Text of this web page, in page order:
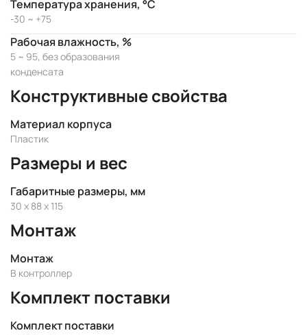
Температура хранения, °C
-30 ~ +75
Рабочая влажность, %
5 ~ 95, без образования
конденсата
Конструктивные свойства
Материал корпуса
Пластик
Размеры и вес
Габаритные размеры, мм
30 x 88 x 115
Монтаж
Монтаж
В контроллер
Комплект поставки
Комплект поставки